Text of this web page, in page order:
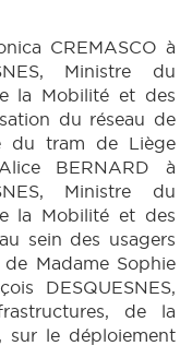
(PDF)
(PDF)
|BT
CRIC 131 (2024-
CREMASCO à
Ministre du
la Mobilité et des
du réseau de
du tram de Liège
BERNARD à
Ministre du
la Mobilité et des
sein des usagers
Madame Sophie
DESQUESNES,
de la
sur le déploiement